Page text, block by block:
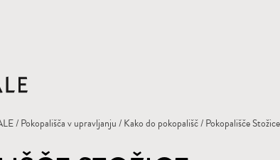
/Pokopališča v upravljanju/Kako do pokopališč/ Pokopališče Stožice